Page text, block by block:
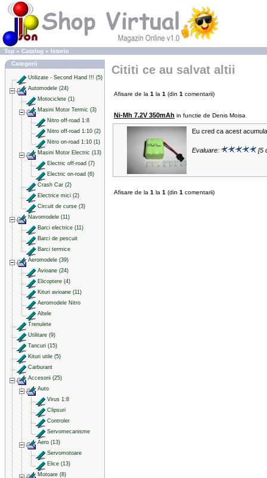
Top » Catalog » Istoric
Categorii
Utilizate - Second Hand !!! (5)
Automodele (24)
Motociclete (1)
Masini Motor Termic (3)
Nitro off-road 1:8
Nitro off-road 1:10 (2)
Nitro on-road 1:10 (1)
Masini Motor Electric (13)
Electric off-road (7)
Electric on-road (6)
Crash Car (2)
Electrice mici (2)
Circuit de curse (3)
Navomodele (11)
Barci electrice (11)
Barci de pescuit
Barci termice
Aeromodele (39)
Avioane (24)
Elicoptere (4)
Kituri avioane (11)
Aeromodele Nitro
Altele
Trenulete
Utilitare (9)
Tancuri (15)
Kituri utile (5)
Carburant
Accesorii (25)
Auto
Virus 1:8
Clipsuri
Controler
Servomecanisme
Aero (13)
Servomotoare
Elice (13)
Motoare (8)
Cititi ce au salvat altii
Afisare de la 1 la 1 (din 1 comentarii)
Ni-Mh 7.2V 350mAh in functie de Denis Moisa
Eu cred ca acest
Evaluare: [5
Afisare de la 1 la 1 (din 1 comentarii)